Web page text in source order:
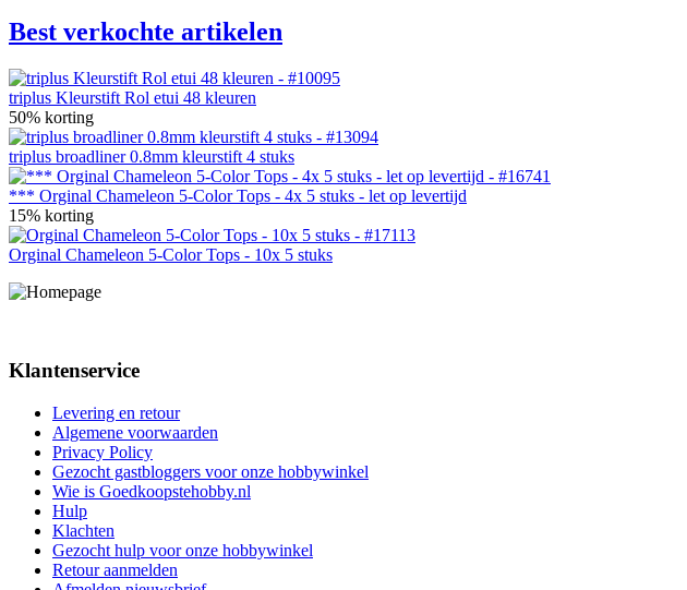
Best verkochte artikelen
triplus Kleurstift Rol etui 48 kleuren
50% korting
triplus broadliner 0.8mm kleurstift 4 stuks
*** Orginal Chameleon 5-Color Tops - 4x 5 stuks - let op levertijd
15% korting
Orginal Chameleon 5-Color Tops - 10x 5 stuks
Klantenservice
Levering en retour
Algemene voorwaarden
Privacy Policy
Gezocht gastbloggers voor onze hobbywinkel
Wie is Goedkoopstehobby.nl
Hulp
Klachten
Gezocht hulp voor onze hobbywinkel
Retour aanmelden